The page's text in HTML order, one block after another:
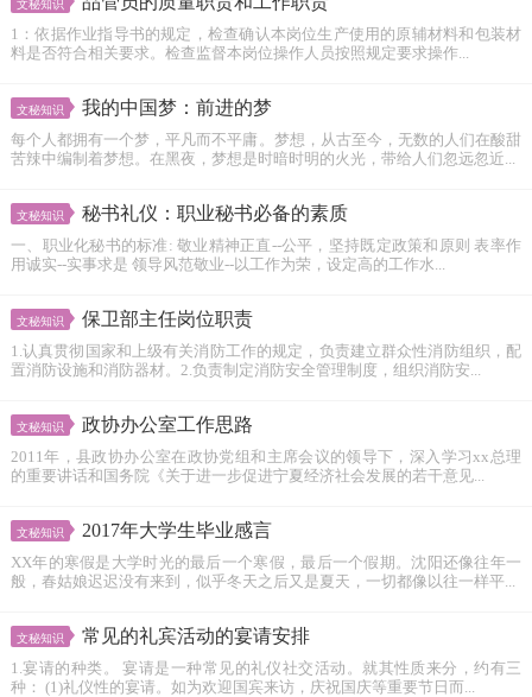
文秘知识
1：依据作业指导书的规定，检查确认本岗位生产使用的原辅材料和包装材
料是否符合相关要求。检查监督本岗位操作人员按照规定要求操作...
文秘知识 我的中国梦：前进的梦
每个人都拥有一个梦，平凡而不平庸。梦想，从古至今，无数的人们在酸甜
苦辣中编制着梦想。在黑夜，梦想是时暗时明的火光，带给人们忽远忽近...
文秘知识 秘书礼仪：职业秘书必备的素质
一、职业化秘书的标准: 敬业精神正直--公平，坚持既定政策和原则 表率作
用诚实--实事求是 领导风范敬业--以工作为荣，设定高的工作水...
文秘知识 保卫部主任岗位职责
1.认真贯彻国家和上级有关消防工作的规定，负责建立群众性消防组织，配
置消防设施和消防器材。2.负责制定消防安全管理制度，组织消防安...
文秘知识 政协办公室工作思路
2011年，县政协办公室在政协党组和主席会议的领导下，深入学习xx总理
的重要讲话和国务院《关于进一步促进宁夏经济社会发展的若干意见...
文秘知识 2017年大学生毕业感言
XX年的寒假是大学时光的最后一个寒假，最后一个假期。沈阳还像往年一
般，春姑娘迟迟没有来到，似乎冬天之后又是夏天，一切都像以往一样平...
文秘知识 常见的礼宾活动的宴请安排
1.宴请的种类。 宴请是一种常见的礼仪社交活动。就其性质来分，约有三
种： (1)礼仪性的宴请。如为欢迎国宾来访，庆祝国庆等重要节日而...